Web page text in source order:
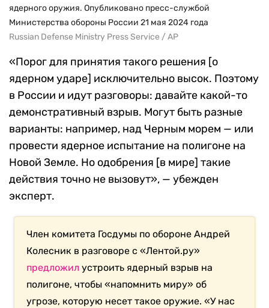
ядерного оружия. Опубликовано пресс-службой
Министерства обороны России 21 мая 2024 года
Russian Defense Ministry Press Service / AP
«Порог для принятия такого решения [о
ядерном ударе] исключительно высок. Поэтому
в России и идут разговоры: давайте какой-то
демонстративный взрыв. Могут быть разные
варианты: например, над Черным морем — или
провести ядерное испытание на полигоне на
Новой Земле. Но одобрения [в мире] такие
действия точно не вызовут», — убежден
эксперт.
Член комитета Госдумы по обороне Андрей
Колесник в разговоре с «Лентой.ру»
предложил устроить ядерный взрыв на
полигоне, чтобы «напомнить миру» об
угрозе, которую несет такое оружие. «У нас